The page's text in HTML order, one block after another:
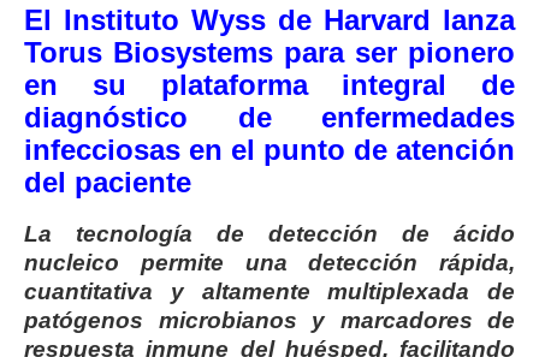
El Instituto Wyss de Harvard lanza
Torus Biosystems para ser pionero
en su plataforma integral de
diagnóstico de enfermedades
infecciosas en el punto de atención
del paciente
La tecnología de detección de ácido
nucleico permite una detección rápida,
cuantitativa y altamente multiplexada de
patógenos microbianos y marcadores de
respuesta inmune del huésped, facilitando